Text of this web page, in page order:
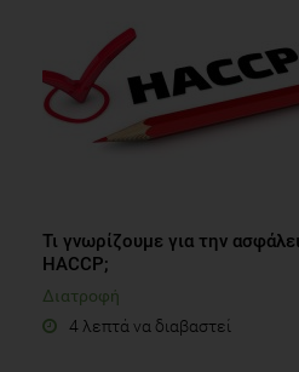
Τι γνωρίζουμε για την
HACCP;
Διατροφή
4 λεπτά να διαβαστεί